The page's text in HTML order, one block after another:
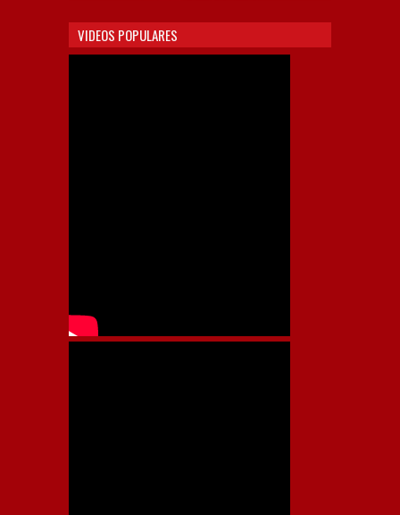
VIDEOS POPULARES